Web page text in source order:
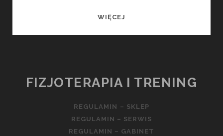
WIĘCEJ
FIZJOTERAPIA I TRENING
REGULAMIN – SKLEP
REGULAMIN – SERWIS
REGULAMIN – GABINET